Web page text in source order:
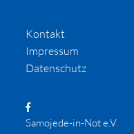
Kontakt
Impressum
Datenschutz
Samojede-in-Not e.V.